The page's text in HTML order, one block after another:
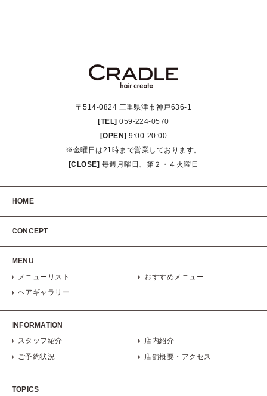
〒514-0824 三重県津市神戸636-1
[TEL] 059-224-0570
[OPEN] 9:00-20:00
※金曜日は21時まで営業しております。
[CLOSE] 毎週月曜日、第２・４火曜日
HOME
CONCEPT
MENU
メニューリスト
おすすめメニュー
ヘアギャラリー
INFORMATION
スタッフ紹介
店内紹介
ご予約状況
店舗概要・アクセス
TOPICS